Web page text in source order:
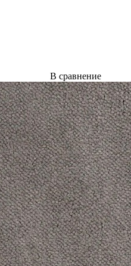
В сравнение